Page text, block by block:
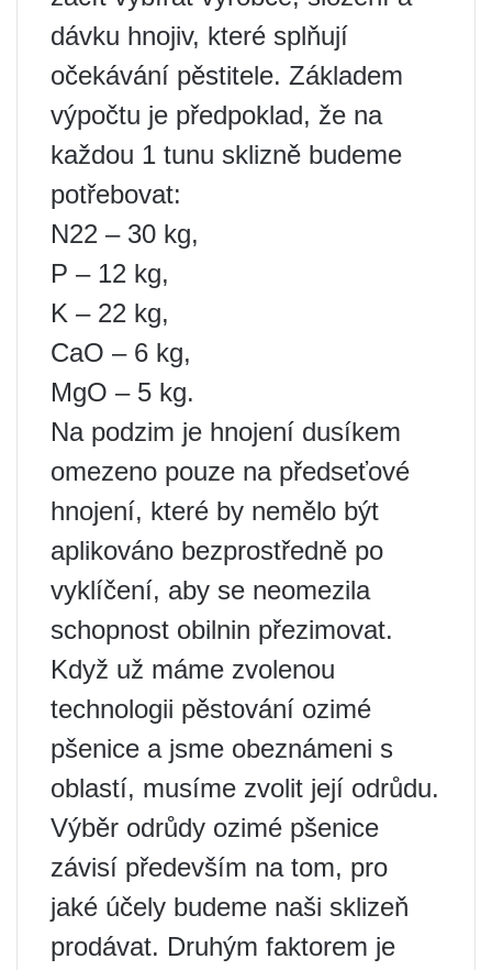
dávku hnojiv, které splňují
očekávání pěstitele. Základem
výpočtu je předpoklad, že na
každou 1 tunu sklizně budeme
potřebovat:
N22 – 30 kg,
P – 12 kg,
K – 22 kg,
CaO – 6 kg,
MgO – 5 kg.
Na podzim je hnojení dusíkem
omezeno pouze na předseťové
hnojení, které by nemělo být
aplikováno bezprostředně po
vyklíčení, aby se neomezila
schopnost obilnin přezimovat.
Když už máme zvolenou
technologii pěstování ozimé
pšenice a jsme obeznámeni s
oblastí, musíme zvolit její odrůdu.
Výběr odrůdy ozimé pšenice
závisí především na tom, pro
jaké účely budeme naši sklizeň
prodávat. Druhým faktorem je